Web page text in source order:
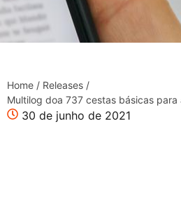
Home / Releases /
Multilog doa 737 cestas básicas
30 de junho de 2021